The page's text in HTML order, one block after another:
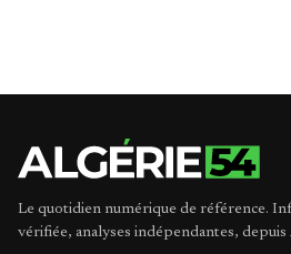
Le quotidien numérique de référence.
vérifiée, analyses indépendantes, depuis